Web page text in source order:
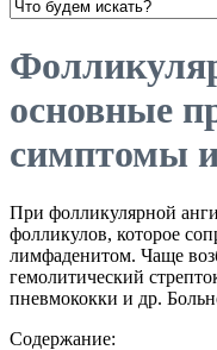
основные
симптомы
При фолликулярной
фолликулов, которое
лимфаденитом. Чаще
гемолитический
пневмококки и др.
Содержание: